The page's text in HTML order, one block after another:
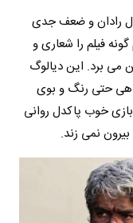
رادان و ضعف جدی
فیلم را شعاری و
می برد. این دیالوگ
حتی رنگ و بوی
خوب پاکدل روانی
نمی زند.